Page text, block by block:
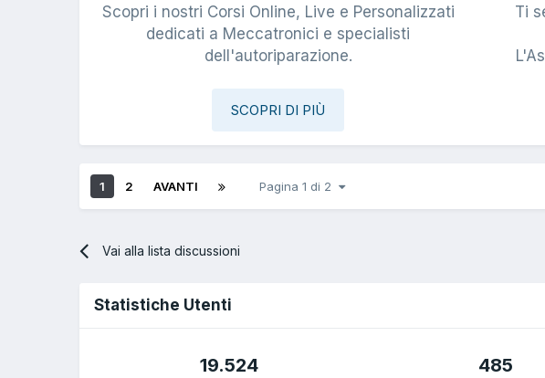
Scopri i nostri Corsi Online, Live e Personalizzati
dedicati a Meccatronici e specialisti
dell'autoriparazione.
SCOPRI DI PIÙ
Ti
1 2 AVANTI Pagina 1 di 2
Vai alla lista discussioni
Statistiche Utenti
19.524 485